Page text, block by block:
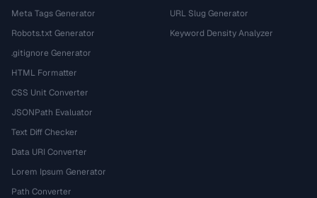
Meta Tags Generator
Robots.txt Generator
.gitignore Generator
HTML Formatter
CSS Unit Converter
JSONPath Evaluator
Text Diff Checker
Data URI Converter
Lorem Ipsum Generator
Path Converter
URL Slug Generator
Keyword Density Analyzer